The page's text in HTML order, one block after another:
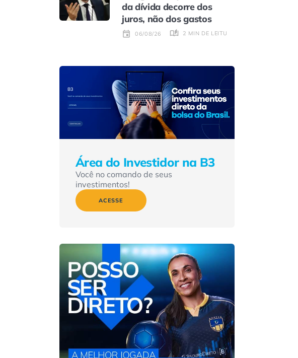
da dívida decorre dos
juros, não dos gastos
06/08/26 2 MIN DE LEITURA
Área do Investidor na B3
Você no comando de seus
investimentos!
ACESSE